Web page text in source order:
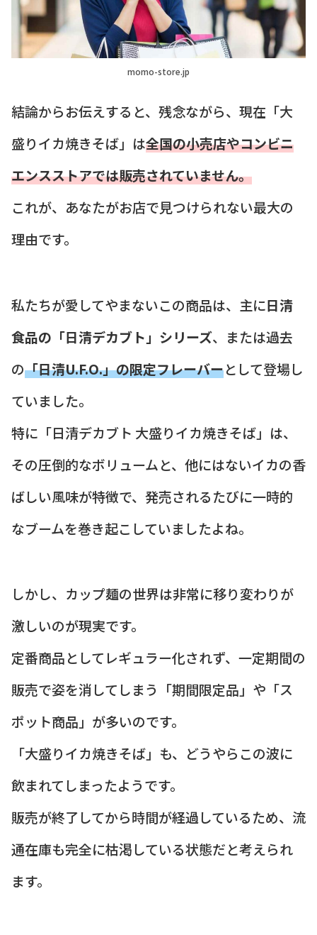
momo-store.jp
結論からお伝えすると、残念ながら、現在「大
盛りイカ焼きそば」は全国の小売店やコンビニ
エンスストアでは販売されていません。
これが、あなたがお店で見つけられない最大の
理由です。
私たちが愛してやまないこの商品は、主に日清
食品の「日清デカブト」シリーズ、または過去
の「日清U.F.O.」の限定フレーバーとして登場し
ていました。
特に「日清デカブト 大盛りイカ焼きそば」は、
その圧倒的なボリュームと、他にはないイカの香
ばしい風味が特徴で、発売されるたびに一時的
なブームを巻き起こしていましたよね。
しかし、カップ麺の世界は非常に移り変わりが
激しいのが現実です。
定番商品としてレギュラー化されず、一定期間の
販売で姿を消してしまう「期間限定品」や「ス
ポット商品」が多いのです。
「大盛りイカ焼きそば」も、どうやらこの波に
飲まれてしまったようです。
販売が終了してから時間が経過しているため、流
通在庫も完全に枯渇している状態だと考えられ
ます。